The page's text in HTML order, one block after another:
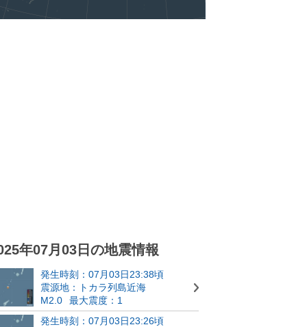
年07月03日の地震情報
発生時刻：07月03日23:38頃
震源地：トカラ列島近海
M2.0
最大震度：1
発生時刻：07月03日23:26頃